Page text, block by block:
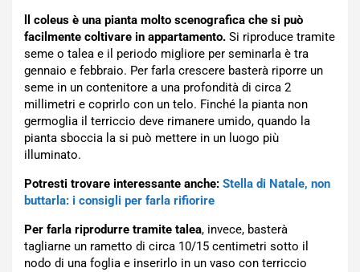
ll coleus è una pianta molto scenografica che si può
facilmente coltivare in appartamento. Si riproduce tramite
seme o talea e il periodo migliore per seminarla è tra
gennaio e febbraio. Per farla crescere basterà riporre un
seme in un contenitore a una profondità di circa 2
millimetri e coprirlo con un telo. Finché la pianta non
germoglia il terriccio deve rimanere umido, quando la
pianta sboccia la si può mettere in un luogo più
illuminato.
Potresti trovare interessante anche: Stella di Natale, non
buttarla: i consigli per farla rifiorire
Per farla riprodurre tramite talea, invece, basterà
tagliarne un rametto di circa 10/15 centimetri sotto il
nodo di una foglia e inserirlo in un vaso con terriccio